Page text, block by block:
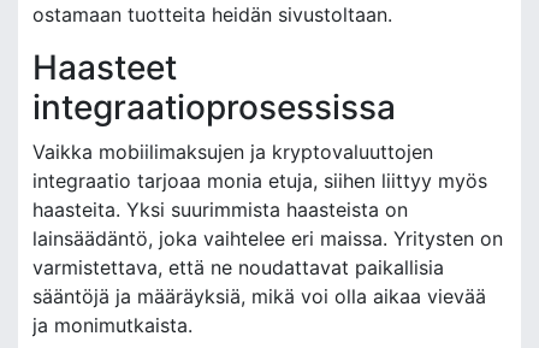
ostamaan tuotteita heidän sivustoltaan.
Haasteet
integraatioprosessissa
Vaikka mobiilimaksujen ja kryptovaluuttojen
integraatio tarjoaa monia etuja, siihen liittyy myös
haasteita. Yksi suurimmista haasteista on
lainsäädäntö, joka vaihtelee eri maissa. Yritysten on
varmistettava, että ne noudattavat paikallisia
sääntöjä ja määräyksiä, mikä voi olla aikaa vievää
ja monimutkaista.